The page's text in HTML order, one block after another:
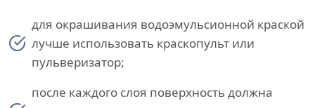
для окрашивания водоэмульсионной краской
лучше использовать краскопульт или
пульверизатор;
после каждого слоя поверхность должна